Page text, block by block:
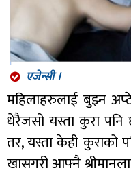
एजेन्सी ।
महिलाहरुलाई बुझ्न
धेरैजसो यस्ता कुरा
तर, यस्ता केही
खासगरी आफ्नै